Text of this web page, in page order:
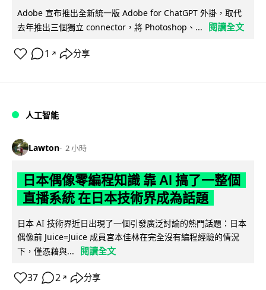
Adobe 宣布推出全新統一版 Adobe for ChatGPT 外掛，取代
去年推出三個獨立 connector，將 Photoshop、...
閱讀全文
1 ↗ 分享
人工智能
Lawton 2 小時
日本偶像零編程知識 靠 AI 搞了一整個
直播系統 在日本技術界成為話題
日本 AI 技術界近日出現了一個引發廣泛討論的熱門話題：日本
偶像前 Juice=Juice 成員宮本佳林在完全沒有編程經驗的情況
下，僅憑藉與...
閱讀全文
37 2 ↗ 分享